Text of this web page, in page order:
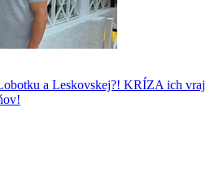
a Leskovskej?! KRÍZA ich vraj